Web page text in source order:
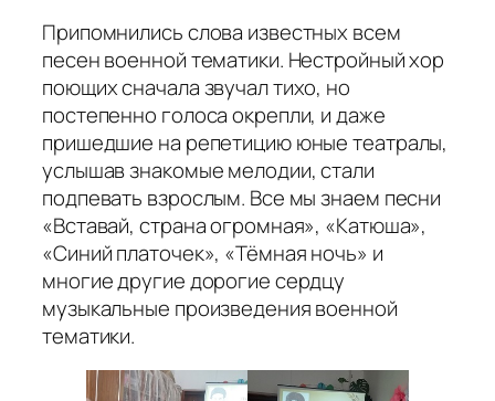
Припомнились слова известных всем
песен военной тематики. Нестройный хор
поющих сначала звучал тихо, но
постепенно голоса окрепли, и даже
пришедшие на репетицию юные театралы,
услышав знакомые мелодии, стали
подпевать взрослым. Все мы знаем песни
«Вставай, страна огромная», «Катюша»,
«Синий платочек», «Тёмная ночь» и
многие другие дорогие сердцу
музыкальные произведения военной
тематики.